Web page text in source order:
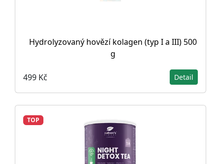
Hydrolyzovaný hovězí kolagen (typ I a III) 500
g
499 Kč Detail
TOP